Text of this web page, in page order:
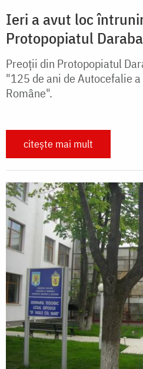
Ieri a avut loc
Protopopiatul
Preoții din Protopopiatul
"125 de ani de Autocefalie
Române".
citește mai mult